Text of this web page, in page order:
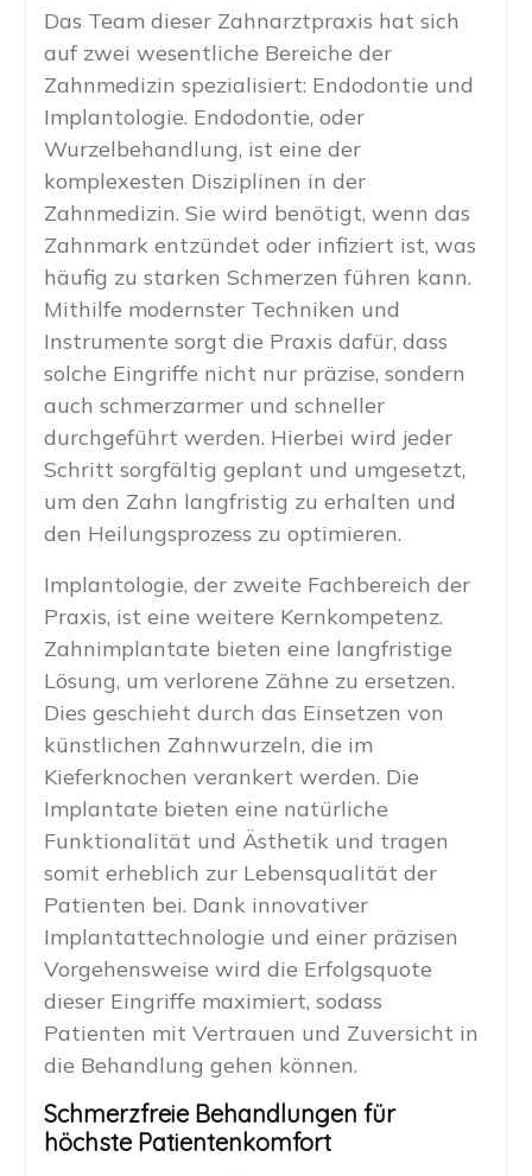
Das Team dieser Zahnarztpraxis hat sich
auf zwei wesentliche Bereiche der
Zahnmedizin spezialisiert: Endodontie und
Implantologie. Endodontie, oder
Wurzelbehandlung, ist eine der
komplexesten Disziplinen in der
Zahnmedizin. Sie wird benötigt, wenn das
Zahnmark entzündet oder infiziert ist, was
häufig zu starken Schmerzen führen kann.
Mithilfe modernster Techniken und
Instrumente sorgt die Praxis dafür, dass
solche Eingriffe nicht nur präzise, sondern
auch schmerzarmer und schneller
durchgeführt werden. Hierbei wird jeder
Schritt sorgfältig geplant und umgesetzt,
um den Zahn langfristig zu erhalten und
den Heilungsprozess zu optimieren.
Implantologie, der zweite Fachbereich der
Praxis, ist eine weitere Kernkompetenz.
Zahnimplantate bieten eine langfristige
Lösung, um verlorene Zähne zu ersetzen.
Dies geschieht durch das Einsetzen von
künstlichen Zahnwurzeln, die im
Kieferknochen verankert werden. Die
Implantate bieten eine natürliche
Funktionalität und Ästhetik und tragen
somit erheblich zur Lebensqualität der
Patienten bei. Dank innovativer
Implantattechnologie und einer präzisen
Vorgehensweise wird die Erfolgsquote
dieser Eingriffe maximiert, sodass
Patienten mit Vertrauen und Zuversicht in
die Behandlung gehen können.
Schmerzfreie Behandlungen für
höchste Patientenkomfort